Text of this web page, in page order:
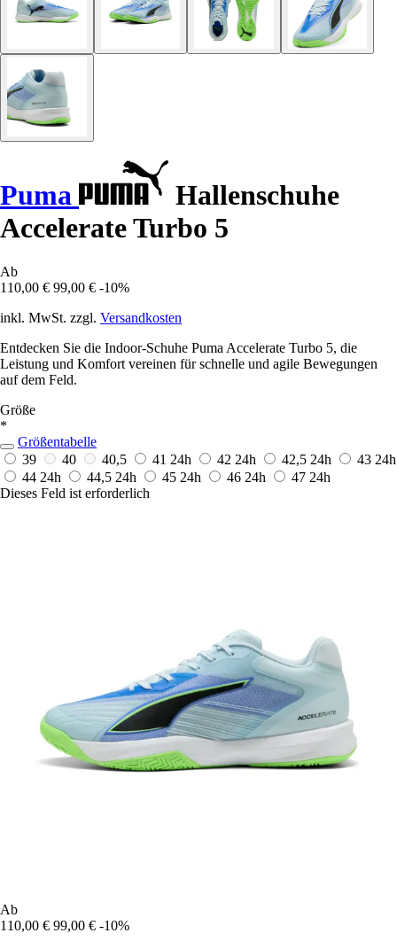
Puma
Hallenschuhe
Accelerate Turbo 5
Ab
110,00 € 99,00 € -10%
inkl. MwSt. zzgl. Versandkosten
Entdecken Sie die Indoor-Schuhe Puma Accelerate Turbo 5, die
Leistung und Komfort vereinen für schnelle und agile Bewegungen
auf dem Feld.
Größe
*
Größentabelle
39
40 40,5 41 24h 42 24h 42,5 24h 43 24h
44 24h 44,5 24h 45 24h 46 24h 47 24h
Dieses Feld ist erforderlich
Ab
110,00 € 99,00 € -10%